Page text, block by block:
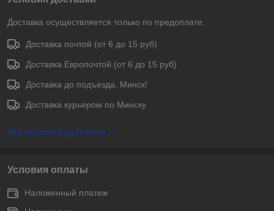
Доставка осуществляется только по предоплате.
Доставка почтой (от 6 до 15 руб)
Доставка Европочтой (от 6 до 15 руб)
Доставка до подъезда. Минск!
Доставка курьером по Минску
Все условия доставки
Условия оплаты
Наложенный платеж